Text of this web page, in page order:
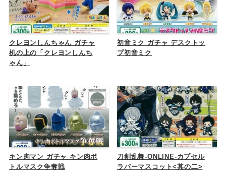
クレヨンしんちゃん ガチャ
机の上の「クレヨンしんち
ゃん」
初音ミク ガチャ デスクトッ
プ初音ミク
キン肉マン ガチャ キン肉ボ
トルマスク争奪戦
刀剣乱舞-ONLINE-カプセル
ラバーマスコット<其の二>